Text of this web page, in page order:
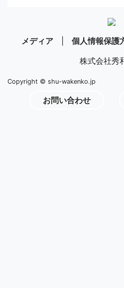
メディア 個人情報保護
株式会社秀
Copyright © shu-wakenko.jp
お問い合わせ